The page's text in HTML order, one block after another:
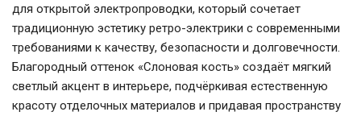
для открытой электропроводки, который сочетает
традиционную эстетику ретро-электрики с современными
требованиями к качеству, безопасности и долговечности.
Благородный оттенок «Слоновая кость» создаёт мягкий
светлый акцент в интерьере, подчёркивая естественную
красоту отделочных материалов и придавая пространству